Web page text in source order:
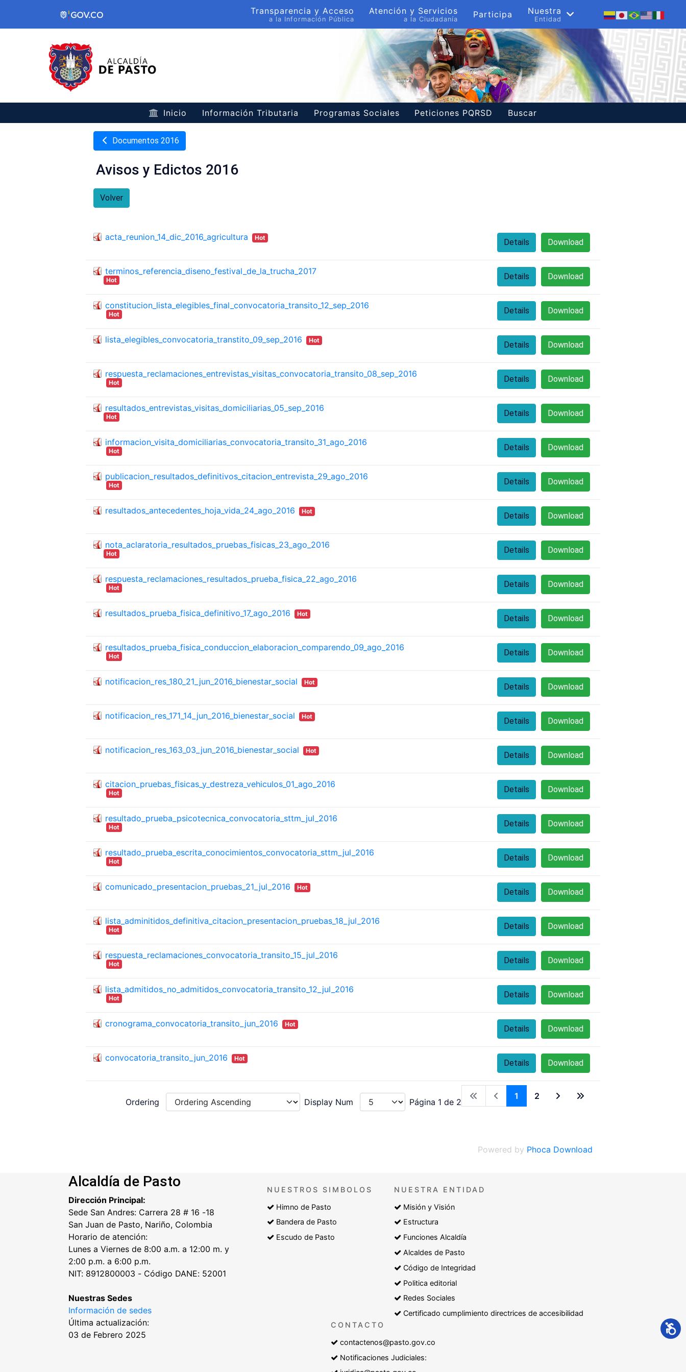
Transparencia y Acceso
a la Información Pública
Atención y Servicios
a la Ciudadanía Participa Nuestra
Entidad
Inicio Información Tributaria Programas Sociales Peticiones PQRSD Buscar
Documentos 2016
Avisos y Edictos 2016
Volver
acta_reunion_14_dic_2016_agricultura Hot Download
Details
terminos_referencia_diseno_festival_de_la_trucha_2017
Hot Download
Details
constitucion_lista_elegibles_final_convocatoria_transito_12_sep_2016
Hot Download
Details
lista_elegibles_convocatoria_transtito_09_sep_2016 Hot Download
Details
respuesta_reclamaciones_entrevistas_visitas_convocatoria_transito_08_sep_2016
Hot Download
Details
resultados_entrevistas_visitas_domiciliarias_05_sep_2016
Hot Download
Details
informacion_visita_domiciliarias_convocatoria_transito_31_ago_2016
Hot Download
Details
publicacion_resultados_definitivos_citacion_entrevista_29_ago_2016
Hot Download
Details
resultados_antecedentes_hoja_vida_24_ago_2016 Hot Download
Details
nota_aclaratoria_resultados_pruebas_fisicas_23_ago_2016
Hot Download
Details
respuesta_reclamaciones_resultados_prueba_fisica_22_ago_2016
Hot Download
Details
resultados_prueba_fisica_definitivo_17_ago_2016 Hot Download
Details
resultados_prueba_fisica_conduccion_elaboracion_comparendo_09_ago_2016
Hot Download
Details
notificacion_res_180_21_jun_2016_bienestar_social Hot Download
Details
notificacion_res_171_14_jun_2016_bienestar_social Hot Download
Details
notificacion_res_163_03_jun_2016_bienestar_social Hot Download
Details
citacion_pruebas_fisicas_y_destreza_vehiculos_01_ago_2016
Hot Download
Details
resultado_prueba_psicotecnica_convocatoria_sttm_jul_2016
Hot Download
Details
resultado_prueba_escrita_conocimientos_convocatoria_sttm_jul_2016
Hot Download
Details
comunicado_presentacion_pruebas_21_jul_2016 Hot Download
Details
lista_adminitidos_definitiva_citacion_presentacion_pruebas_18_jul_2016
Hot Download
Details
respuesta_reclamaciones_convocatoria_transito_15_jul_2016
Hot Download
Details
lista_admitidos_no_admitidos_convocatoria_transito_12_jul_2016
Hot Download
Details
cronograma_convocatoria_transito_jun_2016 Hot Download
Details
convocatoria_transito_jun_2016 Hot Download
Details
Ordering Display Num Página 1 de 2
1 2
Powered by Phoca Download
Alcaldía de Pasto
Dirección Principal:
Sede San Andres: Carrera 28 # 16 -18
San Juan de Pasto, Nariño, Colombia
Horario de atención:
Lunes a Viernes de 8:00 a.m. a 12:00 m. y
2:00 p.m. a 6:00 p.m.
NIT: 8912800003 - Código DANE: 52001
Nuestras Sedes
Información de sedes
Última actualización:
03 de Febrero 2025
NUESTROS SIMBOLOS
Himno de Pasto
Bandera de Pasto
Escudo de Pasto
NUESTRA ENTIDAD
Misión y Visión
Estructura
Funciones Alcaldía
Alcaldes de Pasto
Código de Integridad
Politica editorial
Redes Sociales
Certificado cumplimiento directrices de accesibilidad
CONTACTO
contactenos@pasto.gov.co
Notificaciones Judiciales: